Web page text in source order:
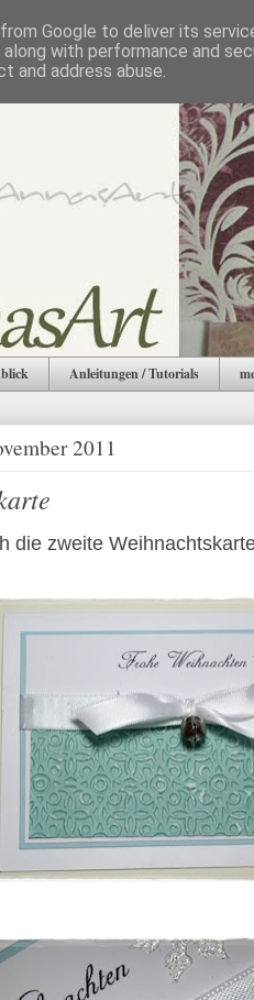
Anleitungen / Tutorials
2011
die zweite
Google to deliver its
along with performance and
and address abuse.